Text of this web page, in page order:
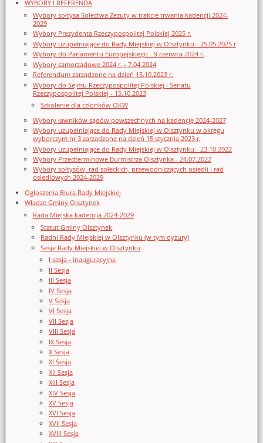
WYBORY I REFERENDA
Wybory sołtysa Sołectwa Zezuty w trakcie trwania kadencji 2024-
2029
Wybory Prezydenta Rzeczypospolitej Polskiej 2025 r.
Wybory uzupełniające do Rady Miejskiej w Olsztynku - 25.05.2025 r
Wybory do Parlamentu Europejskiego - 9 czerwca 2024 r.
Wybory samorządowe 2024 r. - 7.04.2024
Referendum zarządzone na dzień 15.10.2023 r.
Wybory do Sejmu Rzeczypospolitej Polskiej i Senatu
Rzeczypospolitej Polskiej - 15.10.2023
Szkolenie dla członków OKW
Wybory ławników sądów powszechnych na kadencję 2024-2027
Wybory uzupełniające do Rady Miejskiej w Olsztynku w okręgu
wyborczym nr 3 zarządzone na dzień 15 stycznia 2023 r.
Wybory uzupełniające do Rady Miejskiej w Olsztynku - 23.10.2022
Wybory Przedterminowe Burmistrza Olsztynka - 24.07.2022
Wybory sołtysów, rad sołeckich, przewodniczących osiedli i rad
osiedlowych 2024-2029
Ogłoszenia Biura Rady Miejskiej
Władze Gminy Olsztynek
Rada Miejska kadencja 2024-2029
Statut Gminy Olsztynek
Radni Rady Miejskiej w Olsztynku (w tym dyżury)
Sesje Rady Miejskiej w Olsztynku
I sesja - inauguracyjna
II Sesja
III Sesja
IV Sesja
V Sesja
VI Sesja
VII Sesja
VIII Sesja
IX Sesja
X Sesja
XI Sesja
XII Sesja
XIII Sesja
XIV Sesja
XV Sesja
XVI Sesja
XVII Sesja
XVIII Sesja